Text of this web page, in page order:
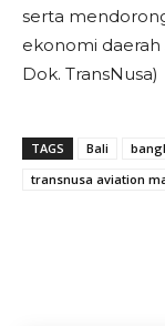
serta
ekonomi daerah
Dok. TransNusa)
TAGS Bali
transnusa aviation